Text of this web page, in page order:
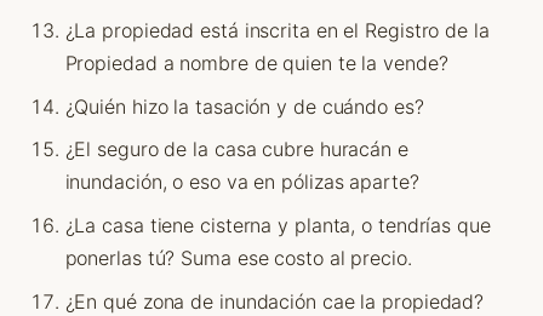
¿La propiedad está inscrita en el Registro de la
Propiedad a nombre de quien te la vende?
¿Quién hizo la tasación y de cuándo es?
¿El seguro de la casa cubre huracán e
inundación, o eso va en pólizas aparte?
¿La casa tiene cisterna y planta, o tendrías que
ponerlas tú? Suma ese costo al precio.
¿En qué zona de inundación cae la propiedad?